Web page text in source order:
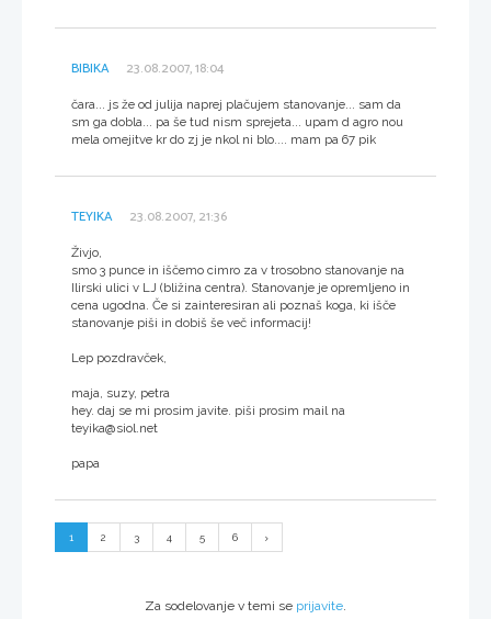
BIBIKA 23.08.2007, 18:04
čara... js že od julija naprej plačujem stanovanje... sam da
sm ga dobla... pa še tud nism sprejeta... upam d agro nou
mela omejitve kr do zj je nkol ni blo.... mam pa 67 pik
TEYIKA 23.08.2007, 21:36
Živjo,
smo 3 punce in iščemo cimro za v trosobno stanovanje na
Ilirski ulici v LJ (bližina centra). Stanovanje je opremljeno in
cena ugodna. Če si zainteresiran ali poznaš koga, ki išče
stanovanje piši in dobiš še več informacij!
Lep pozdravček,
maja, suzy, petra
hey. daj se mi prosim javite. piši prosim mail na
teyika@siol.net
papa
1 2 3 4 5 6
Za sodelovanje v temi se prijavite